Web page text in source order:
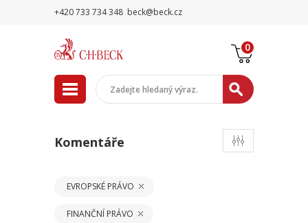
+420 733 734 348 beck@beck.cz
0
Komentáře
EVROPSKÉ PRÁVO
FINANČNÍ PRÁVO